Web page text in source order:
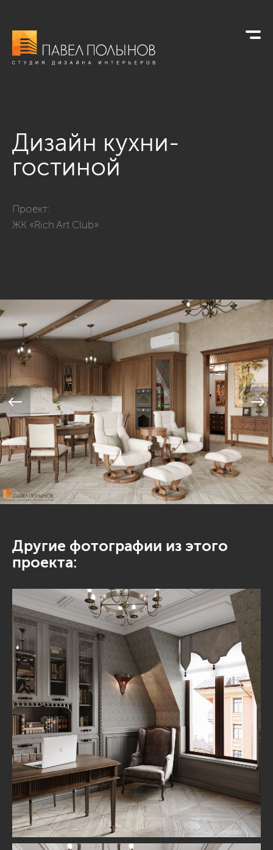
Дизайн кухни-
гостиной
Проект:
ЖК «Rich Art Club»
Другие фотографии из этого
проекта: